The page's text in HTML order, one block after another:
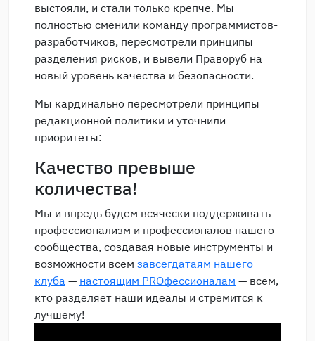
выстояли, и стали только крепче. Мы
полностью сменили команду программистов-
разработчиков, пересмотрели принципы
разделения рисков, и вывели Праворуб на
новый уровень качества и безопасности.
Мы кардинально пересмотрели принципы
редакционной политики и уточнили
приоритеты:
Качество превыше
количества!
Мы и впредь будем всячески поддерживать
профессионализм и профессионалов нашего
сообщества, создавая новые инструменты и
возможности всем завсегдатаям нашего
клуба — настоящим PROфессионалам — всем,
кто разделяет наши идеалы и стремится к
лучшему!